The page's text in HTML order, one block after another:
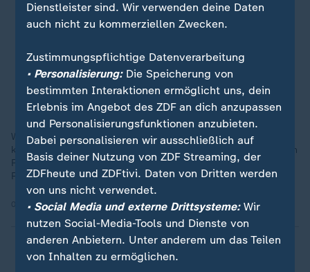
Während einer Rede von Präsidentschaftskandidat Trump
kommt es zu einem Live-Faktencheck. Trump spricht von vollen
Rängen, doch als sich die Kamera umdreht, sind noch einige
Plätze leer.
04.11.2024 | 0:36 min
Dienstleister sind. Wir verwenden deine Daten
auch nicht zu kommerziellen Zwecken.
Zustimmungspflichtige Datenverarbeitung
• Personalisierung:Die Speicherung von
bestimmten Interaktionen ermöglicht uns, dein
Erlebnis im Angebot des ZDF an dich anzupassen
und Personalisierungsfunktionen anzubieten.
Dabei personalisieren wir ausschließlich auf
Basis deiner Nutzung von ZDF Streaming, der
ZDFheute und ZDFtivi. Daten von Dritten werden
von uns nicht verwendet.
• Social Media und externe Drittsysteme:Wir
nutzen Social-Media-Tools und Dienste von
anderen Anbietern. Unter anderem um das Teilen
von Inhalten zu ermöglichen.